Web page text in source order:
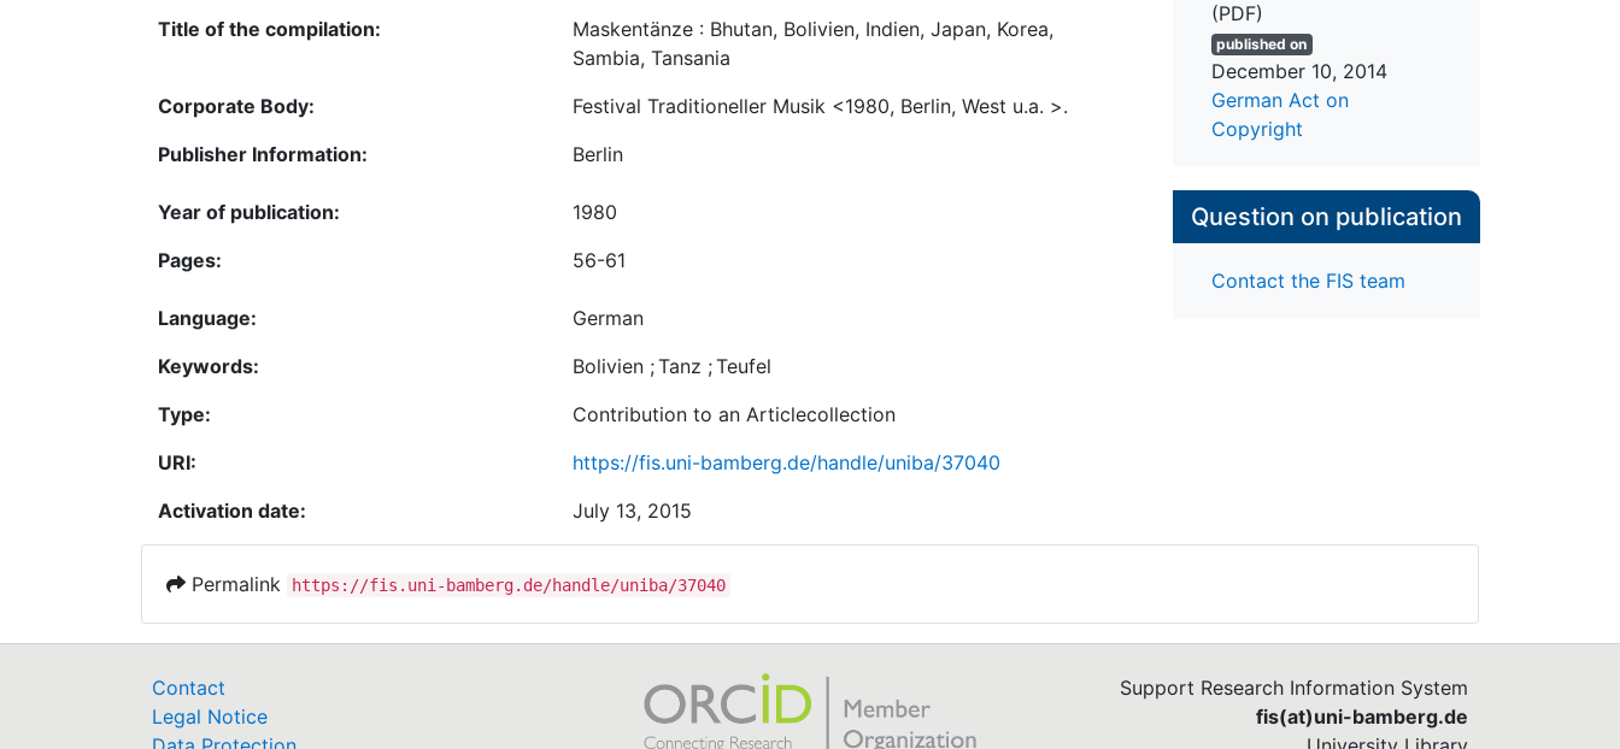
Title of the compilation:
Maskentänze : Bhutan, Bolivien, Indien, Japan, Korea,
Sambia, Tansania
Corporate Body:
Festival Traditioneller Musik <1980, Berlin, West u.a. >.
Publisher Information:
Berlin
Year of publication:
1980
Pages:
56-61
Language:
German
Keywords:
Bolivien ;Tanz ;Teufel
Type:
Contribution to an Articlecollection
URI:
https://fis.uni-bamberg.de/handle/uniba/37040
Activation date:
July 13, 2015
(PDF)
published on
December 10, 2014
German Act on
Copyright
Question on publication
Contact the FIS team
Permalink https://fis.uni-bamberg.de/handle/uniba/37040
Contact
Legal Notice
Support Research Information System
fis(at)uni-bamberg.de